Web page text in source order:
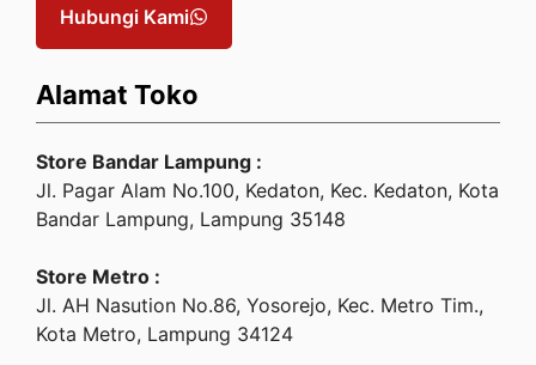
Hubungi Kami
Alamat Toko
Store Bandar Lampung :
Jl. Pagar Alam No.100, Kedaton, Kec. Kedaton, Kota
Bandar Lampung, Lampung 35148
Store Metro :
Jl. AH Nasution No.86, Yosorejo, Kec. Metro Tim.,
Kota Metro, Lampung 34124